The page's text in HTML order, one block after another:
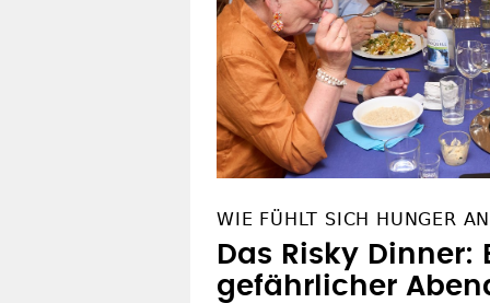
WIE FÜHLT SICH HUNGER
Das Risky Dinner:
gefährlicher